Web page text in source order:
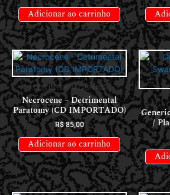
Adicionar ao carrinho
CDS INTERNACIONAIS
Necrocene – Detrimental
Paratomy (CD IMPORTADO)
R$85,00
Adicionar ao carrinho
/